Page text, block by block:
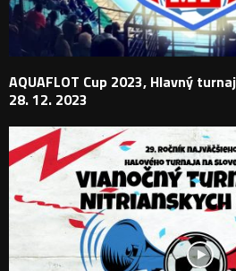
AQUAFLOT Cup 2023, Hlavný
28. 12. 2023